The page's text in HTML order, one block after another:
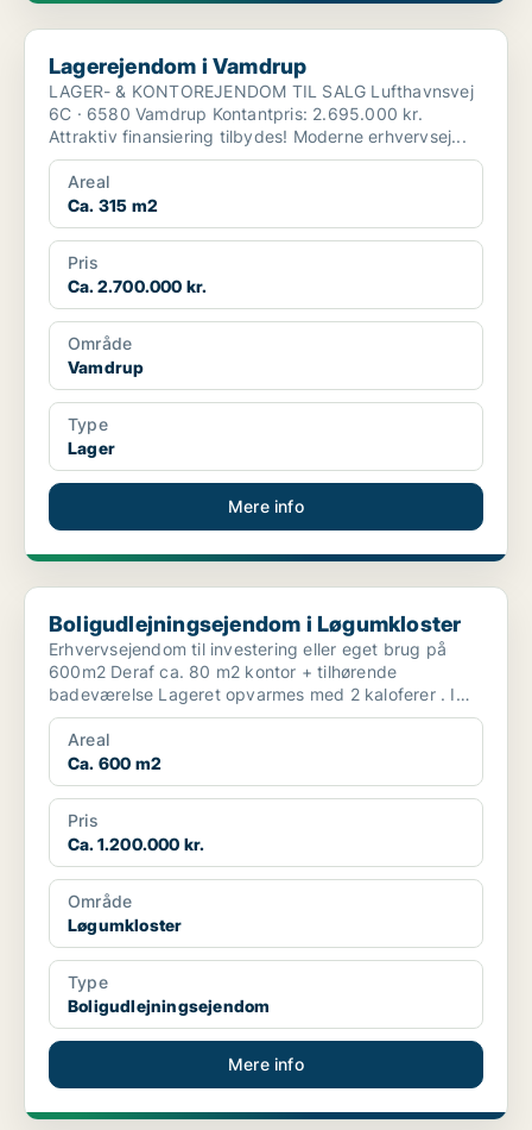
Lagerejendom i Vamdrup
Lagerejendom i Vamdrup
LAGER- & KONTOREJENDOM TIL SALG Lufthavnsvej
6C · 6580 Vamdrup Kontantpris: 2.695.000 kr.
Attraktiv finansiering tilbydes! Moderne erhvervsej...
Areal
Ca. 315 m2
Pris
Ca. 2.700.000 kr.
Område
Vamdrup
Type
Lager
Mere info
Boligudlejningsejendom i Løgumkloster
Boligudlejningsejendom i Løgumkloster
Erhvervsejendom til investering eller eget brug på
600m2 Deraf ca. 80 m2 kontor + tilhørende
badeværelse Lageret opvarmes med 2 kaloferer . I
gavlen er d...
Areal
Ca. 600 m2
Pris
Ca. 1.200.000 kr.
Område
Løgumkloster
Type
Boligudlejningsejendom
Mere info